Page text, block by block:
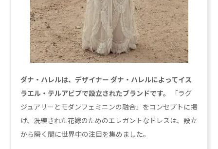
ダナ・ハレルは、デザイナー ダナ・ハレルによってイス
ラエル・テルアビブで設立されたブランドです。
「ラグ
ジュアリーとモダンフェミニンの融合」をコンセプトに掲
げ、洗練された花嫁のためのエレガントなドレスは、設立
から瞬く間に世界中の注目を集めました。